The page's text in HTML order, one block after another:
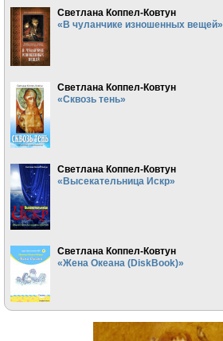
Светлана Коппел-Ковтун
«В чуланчике изношенных вещей»
Светлана Коппел-Ковтун
«Сквозь тень»
Светлана Коппел-Ковтун
«Высекательница Искр»
Светлана Коппел-Ковтун
«Жена Океана (DiskBook)»